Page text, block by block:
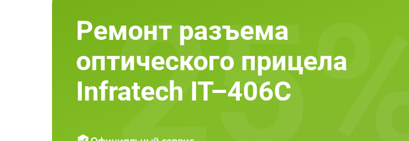
Ремонт разъема
оптического прицела
Infratech IT–406С